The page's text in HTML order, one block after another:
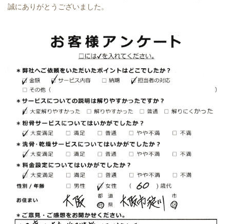
誠にありがとうございました。